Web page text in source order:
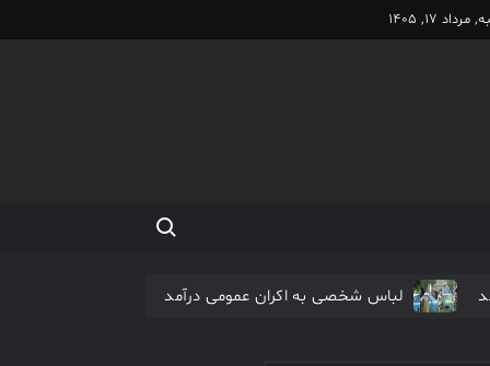
17, 1405
Search for:
لباس شخصی به اکران عمومی درآمد